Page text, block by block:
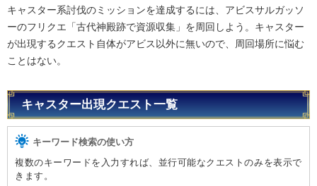
キャスター系討伐のミッションを達成するには、アビスサルガッソ
ーのフリクエ「古代神殿跡で資源収集」を周回しよう。キャスター
が出現するクエスト自体がアビス以外に無いので、周回場所に悩む
ことはない。
キャスター出現クエスト一覧
キーワード検索の使い方
複数のキーワードを入力すれば、並行可能なクエストのみを表示で
きます。